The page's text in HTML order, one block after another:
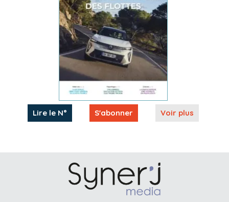
Lire le N° S'abonner Voir plus